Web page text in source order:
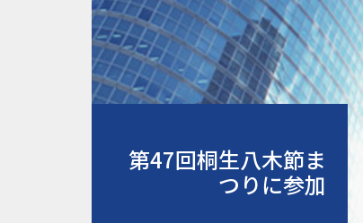
第47回桐生八木節ま
つりに参加